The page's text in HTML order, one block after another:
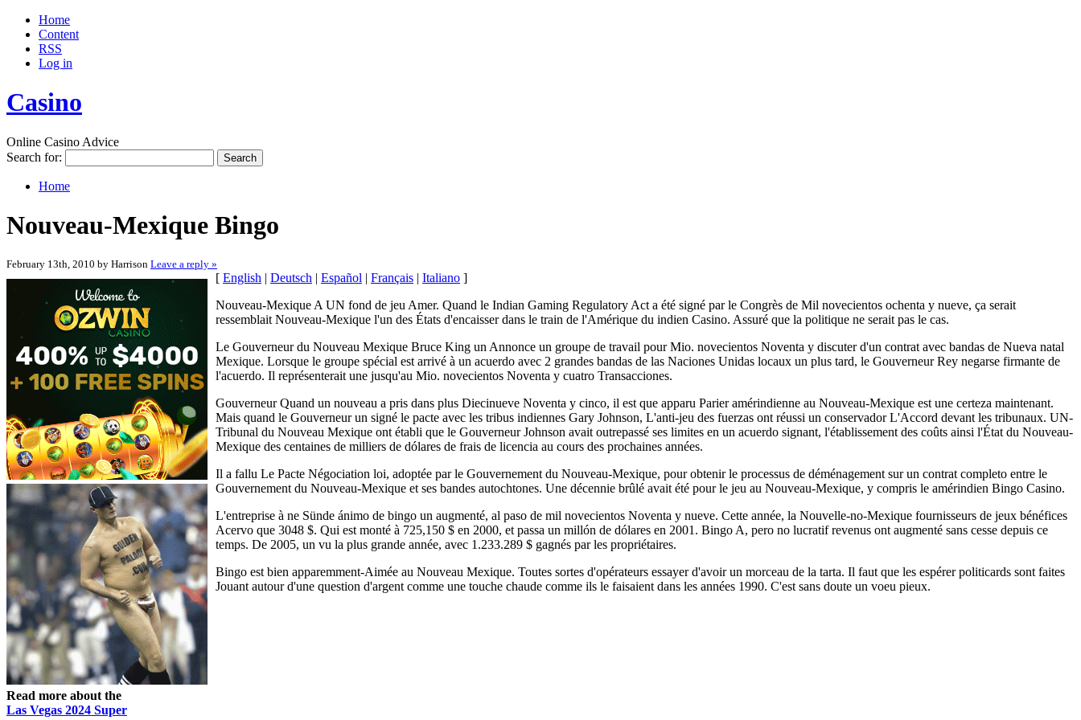
Home
Content
RSS
Log in
Casino
Online Casino Advice
Search for:
Home
Nouveau-Mexique Bingo
February 13th, 2010 by Harrison Leave a reply »
Read more about the
Las Vegas 2024 Super
[ English | Deutsch | Español | Français | Italiano ]
Nouveau-Mexique A UN fond de jeu Amer. Quand le Indian Gaming Regulatory Act a été signé par le Congrès de Mil novecientos ochenta y nueve, ça serait
ressemblait Nouveau-Mexique l'un des États d'encaisser dans le train de l'Amérique du indien Casino. Assuré que la politique ne serait pas le cas.
Le Gouverneur du Nouveau Mexique Bruce King un Annonce un groupe de travail pour Mio. novecientos Noventa y discuter d'un contrat avec bandas de Nueva natal
Mexique. Lorsque le groupe spécial est arrivé à un acuerdo avec 2 grandes bandas de las Naciones Unidas locaux un plus tard, le Gouverneur Rey negarse firmante de
l'acuerdo. Il représenterait une jusqu'au Mio. novecientos Noventa y cuatro Transacciones.
Gouverneur Quand un nouveau a pris dans plus Diecinueve Noventa y cinco, il est que apparu Parier amérindienne au Nouveau-Mexique est une certeza maintenant.
Mais quand le Gouverneur un signé le pacte avec les tribus indiennes Gary Johnson, L'anti-jeu des fuerzas ont réussi un conservador L'Accord devant les tribunaux. UN-
Tribunal du Nouveau Mexique ont établi que le Gouverneur Johnson avait outrepassé ses limites en un acuerdo signant, l'établissement des coûts ainsi l'État du Nouveau-
Mexique des centaines de milliers de dólares de frais de licencia au cours des prochaines années.
Il a fallu Le Pacte Négociation loi, adoptée par le Gouvernement du Nouveau-Mexique, pour obtenir le processus de déménagement sur un contrat completo entre le
Gouvernement du Nouveau-Mexique et ses bandes autochtones. Une décennie brûlé avait été pour le jeu au Nouveau-Mexique, y compris le amérindien Bingo Casino.
L'entreprise à ne Sünde ánimo de bingo un augmenté, al paso de mil novecientos Noventa y nueve. Cette année, la Nouvelle-no-Mexique fournisseurs de jeux bénéfices
Acervo que 3048 $. Qui est monté à 725,150 $ en 2000, et passa un millón de dólares en 2001. Bingo A, pero no lucratif revenus ont augmenté sans cesse depuis ce
temps. De 2005, un vu la plus grande année, avec 1.233.289 $ gagnés par les propriétaires.
Bingo est bien apparemment-Aimée au Nouveau Mexique. Toutes sortes d'opérateurs essayer d'avoir un morceau de la tarta. Il faut que les espérer politicards sont faites
Jouant autour d'une question d'argent comme une touche chaude comme ils le faisaient dans les années 1990. C'est sans doute un voeu pieux.